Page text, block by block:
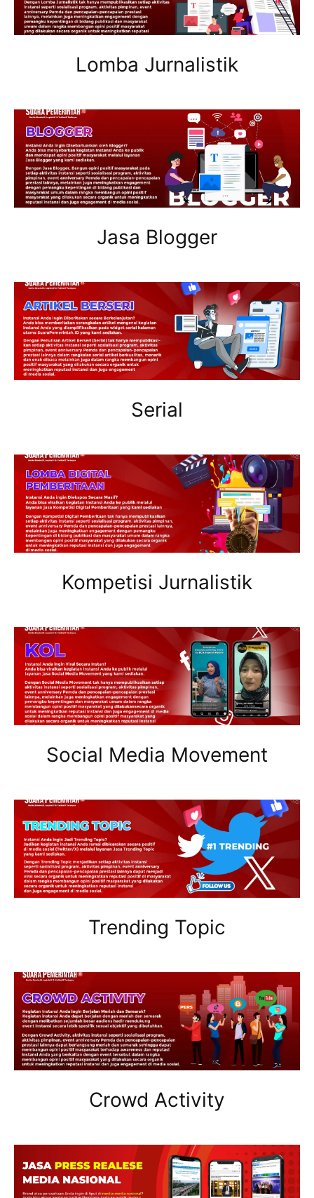
Lomba Jurnalistik
Jasa Blogger
Serial
Kompetisi Jurnalistik
Social Media Movement
Trending Topic
Crowd Activity